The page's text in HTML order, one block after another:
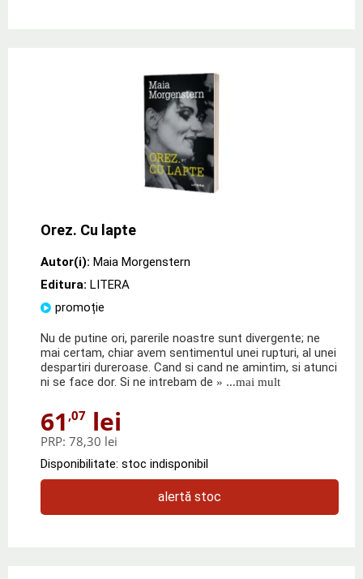
Orez. Cu lapte
Autor(i): Maia Morgenstern
Editura: LITERA
promoție
Nu de putine ori, parerile noastre sunt divergente; ne
mai certam, chiar avem sentimentul unei rupturi, al unei
despartiri dureroase. Cand si cand ne amintim, si atunci
ni se face dor. Si ne intrebam de » ...mai mult
61 ,07 lei
PRP: 78,30 lei
Disponibilitate: stoc indisponibil
alertă stoc